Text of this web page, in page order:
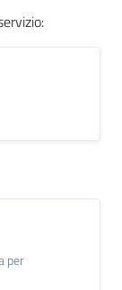
:
per